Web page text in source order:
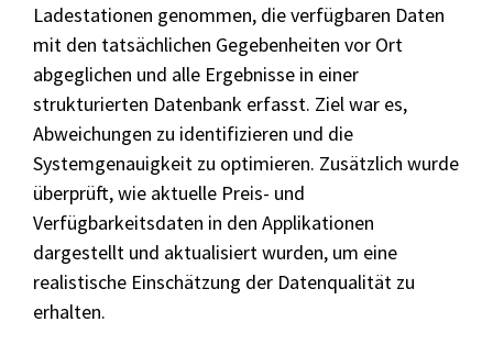
Ladestationen genommen, die verfügbaren Daten
mit den tatsächlichen Gegebenheiten vor Ort
abgeglichen und alle Ergebnisse in einer
strukturierten Datenbank erfasst. Ziel war es,
Abweichungen zu identifizieren und die
Systemgenauigkeit zu optimieren. Zusätzlich wurde
überprüft, wie aktuelle Preis- und
Verfügbarkeitsdaten in den Applikationen
dargestellt und aktualisiert wurden, um eine
realistische Einschätzung der Datenqualität zu
erhalten.